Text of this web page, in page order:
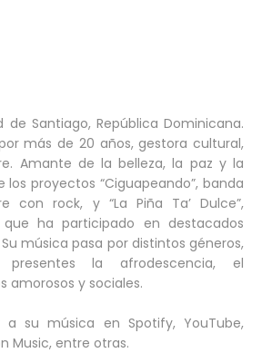
Santiago, República Dominicana.
más de 20 años, gestora cultural,
Amante de la belleza, la paz y la
los proyectos “Ciguapeando”, banda
con rock, y “La Piña Ta’ Dulce”,
ha participado en destacados
música pasa por distintos géneros,
presentes la afrodescencia, el
amorosos y sociales.
su música en Spotify, YouTube,
Music, entre otras.